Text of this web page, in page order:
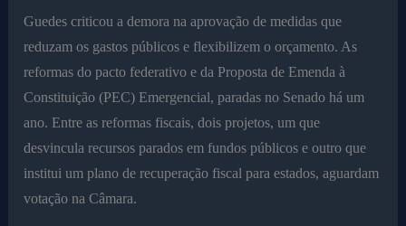
Guedes criticou a demora na aprovação de medidas que
reduzam os gastos públicos e flexibilizem o orçamento. As
reformas do pacto federativo e da Proposta de Emenda à
Constituição (PEC) Emergencial, paradas no Senado há um
ano. Entre as reformas fiscais, dois projetos, um que
desvincula recursos parados em fundos públicos e outro que
institui um plano de recuperação fiscal para estados, aguardam
votação na Câmara.